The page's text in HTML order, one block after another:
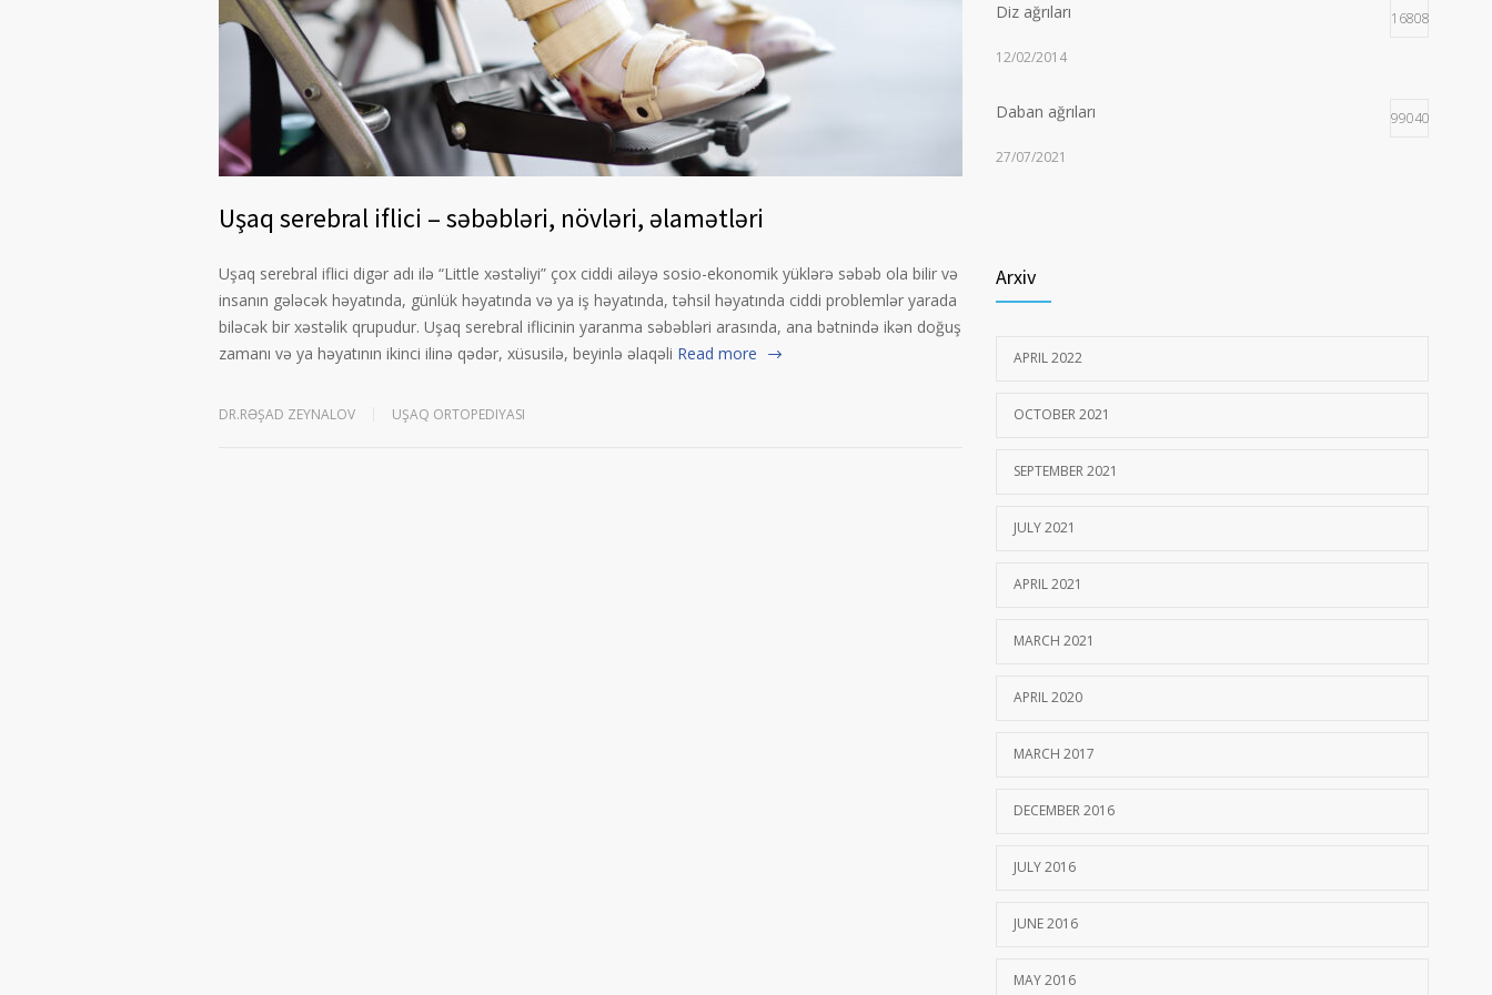
Uşaq serebral iflici – səbəbləri, növləri, əlamətləri
Uşaq serebral iflici digər adı ilə “Little xəstəliyi” çox ciddi ailəyə sosio-ekonomik yüklərə səbəb ola bilir və
insanın gələcək həyatında, günlük həyatında və ya iş həyatında, təhsil həyatında ciddi problemlər yarada
biləcək bir xəstəlik qrupudur. Uşaq serebral iflicinin yaranma səbəbləri arasında, ana bətnində ikən doğuş
zamanı və ya həyatının ikinci ilinə qədər, xüsusilə, beyinlə əlaqəli Read more
DR.RƏŞAD ZEYNALOV UŞAQ ORTOPEDIYASI
Diz ağrıları 168080
12/02/2014
Daban ağrıları 99040
27/07/2021
13/02/2014
Arxiv
APRIL 2022
OCTOBER 2021
SEPTEMBER 2021
JULY 2021
APRIL 2021
MARCH 2021
APRIL 2020
MARCH 2017
DECEMBER 2016
JULY 2016
JUNE 2016
MAY 2016